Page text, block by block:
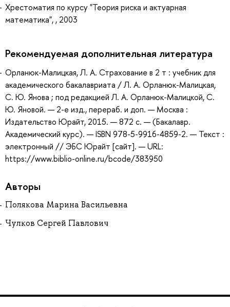
Хрестоматия по курсу "Теория риска и актуарная
математика", , 2003
Рекомендуемая дополнительная литература
Орланюк-Малицкая, Л. А. Страхование в 2 т : учебник для
академического бакалавриата / Л. А. Орланюк-Малицкая,
С. Ю. Янова ; под редакцией Л. А. Орланюк-Малицкой, С.
Ю. Яновой. — 2-е изд., перераб. и доп. — Москва :
Издательство Юрайт, 2015. — 872 с. — (Бакалавр.
Академический курс). — ISBN 978-5-9916-4859-2. — Текст :
электронный // ЭБС Юрайт [сайт]. — URL:
https://www.biblio-online.ru/bcode/383950
Авторы
Полякова Марина Васильевна
Чулков Сергей Павлович